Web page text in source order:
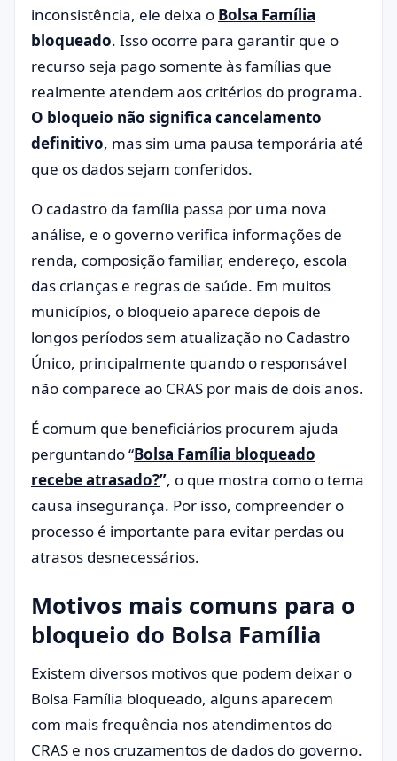
inconsistência, ele deixa o Bolsa Família
bloqueado. Isso ocorre para garantir que o
recurso seja pago somente às famílias que
realmente atendem aos critérios do programa.
O bloqueio não significa cancelamento
definitivo, mas sim uma pausa temporária até
que os dados sejam conferidos.
O cadastro da família passa por uma nova
análise, e o governo verifica informações de
renda, composição familiar, endereço, escola
das crianças e regras de saúde. Em muitos
municípios, o bloqueio aparece depois de
longos períodos sem atualização no Cadastro
Único, principalmente quando o responsável
não comparece ao CRAS por mais de dois anos.
É comum que beneficiários procurem ajuda
perguntando “Bolsa Família bloqueado
recebe atrasado?”, o que mostra como o tema
causa insegurança. Por isso, compreender o
processo é importante para evitar perdas ou
atrasos desnecessários.
Motivos mais comuns para o
bloqueio do Bolsa Família
Existem diversos motivos que podem deixar o
Bolsa Família bloqueado, alguns aparecem
com mais frequência nos atendimentos do
CRAS e nos cruzamentos de dados do governo.